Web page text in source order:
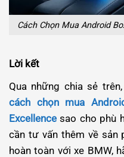
Cách Chọn Mua Android
Lời kết
Qua những chia sẻ
cách chọn mua
Excellence sao cho phù
cần tư vấn thêm về sản
hoàn toàn với xe BMW,